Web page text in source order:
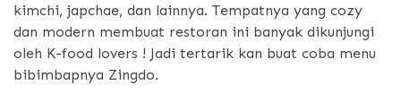
kimchi, japchae, dan lainnya. Tempatnya yang cozy
dan modern membuat restoran ini banyak dikunjungi
oleh K-food lovers ! Jadi tertarik kan buat coba menu
bibimbapnya Zingdo.